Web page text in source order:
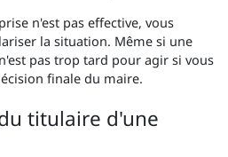
n'est pas effective, vous
la situation. Même si une
pas trop tard pour agir si vous
finale du maire.
titulaire d'une